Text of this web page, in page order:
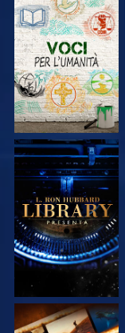
ESPLORA LE
SERIE
ESPLORA LE
SERIE